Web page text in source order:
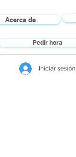
Acerca de
Pedir hora
Iniciar sesión